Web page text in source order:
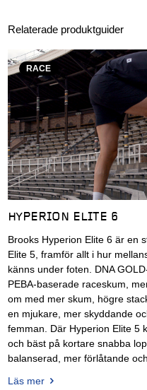
Relaterade produktguider
RACE
HYPERION ELITE 6
Brooks Hyperion Elite 6 är en
Elite 5, framför allt i hur
känns under foten. DNA
PEBA-baserade raceskum,
om med mer skum, högre
en mjukare, mer skyddande
femman. Där Hyperion Elite 5
och bäst på kortare snabba
balanserad, mer förlåtande
Läs mer